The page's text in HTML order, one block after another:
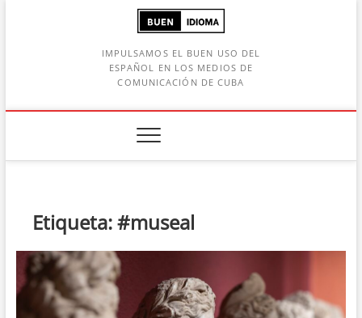
IMPULSAMOS EL BUEN USO DEL
ESPAÑOL EN LOS MEDIOS DE
COMUNICACIÓN DE CUBA
Etiqueta:#museal